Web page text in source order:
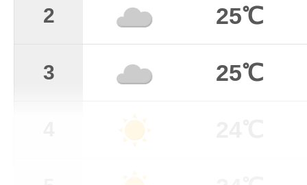
2 25℃
3 25℃